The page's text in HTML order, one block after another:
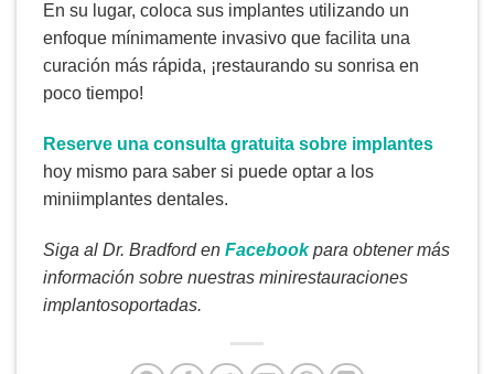
En su lugar, coloca sus implantes utilizando un
enfoque mínimamente invasivo que facilita una
curación más rápida, ¡restaurando su sonrisa en
poco tiempo!
Reserve una consulta gratuita sobre implantes
hoy mismo para saber si puede optar a los
miniimplantes dentales.
Siga al Dr. Bradford en Facebookpara obtener más
información sobre nuestras minirestauraciones
implantosoportadas.